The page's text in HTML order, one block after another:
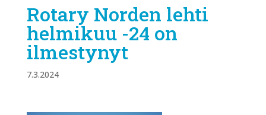
Rotary Norden lehti
helmikuu -24 on
ilmestynyt
7.3.2024